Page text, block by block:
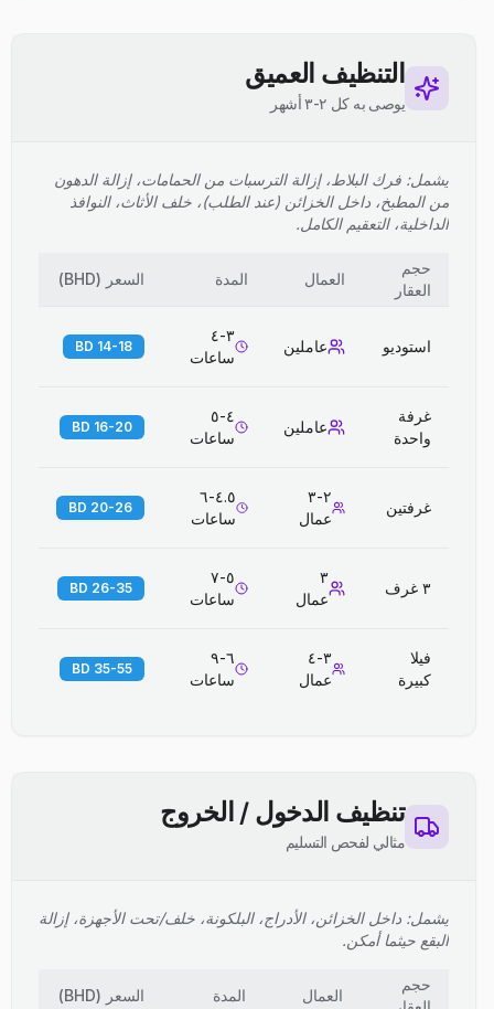
التنظيف العميق
يوصى به كل ٢-٣ أشهر
يشمل: فرك البلاط، إزالة الترسبات من الحمامات، إزالة الدهون
من المطبخ، داخل الخزائن (عند الطلب)، خلف الأثاث، النوافذ
الداخلية، التعقيم الكامل.
حجم
العقار
العمال المدة السعر (
BHD
)
استوديو عاملين
٣-٤
ساعات
14-18 BD
غرفة
واحدة
عاملين
٤-٥
ساعات
16-20 BD
غرفتين
٢-٣
عمال
٤.٥-٦
ساعات
20-26 BD
٣ غرف
٣
عمال
٥-٧
ساعات
26-35 BD
فيلا
كبيرة
٣-٤
عمال
٦-٩
ساعات
35-55 BD
تنظيف الدخول / الخروج
مثالي لفحص التسليم
يشمل: داخل الخزائن، الأدراج، البلكونة، خلف/تحت الأجهزة، إزالة
البقع حيثما أمكن.
حجم
العمال المدة السعر (
BHD
)